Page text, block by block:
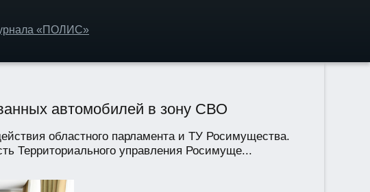
«ПОЛИС»
автомобилей в зону СВО
областного парламента и ТУ Росимущества.
Территориального управления Росимуще...